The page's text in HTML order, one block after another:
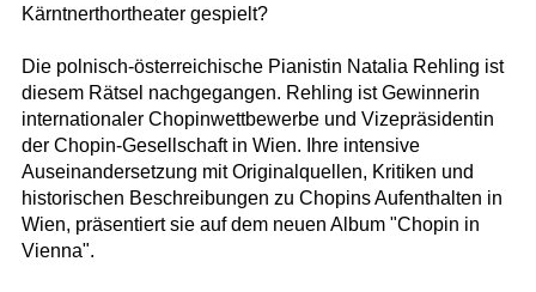
Kärntnerthortheater gespielt?
Die polnisch-österreichische Pianistin Natalia Rehling ist
diesem Rätsel nachgegangen. Rehling ist Gewinnerin
internationaler Chopinwettbewerbe und Vizepräsidentin
der Chopin-Gesellschaft in Wien. Ihre intensive
Auseinandersetzung mit Originalquellen, Kritiken und
historischen Beschreibungen zu Chopins Aufenthalten in
Wien, präsentiert sie auf dem neuen Album "Chopin in
Vienna".